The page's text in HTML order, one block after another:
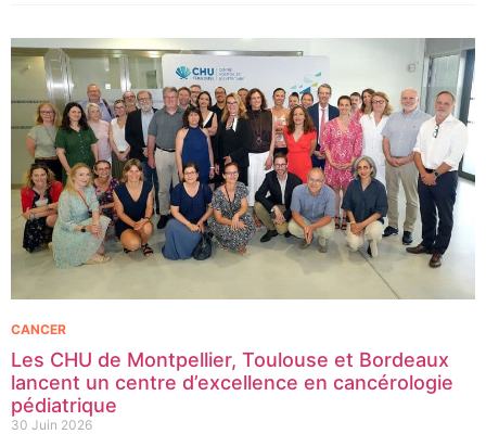
Les CHU de Montpellier, Toulouse et Bordeaux
lancent un centre d’excellence en cancérologie
pédiatrique
30 Juin 2026
CANCER